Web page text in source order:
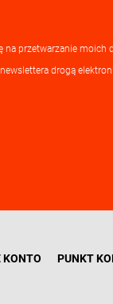
na przetwarzanie moich
drogą
KONTO PUNKT